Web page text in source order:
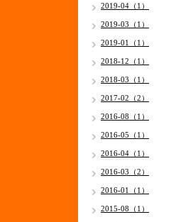
2019-04（1）
2019-03（1）
2019-01（1）
2018-12（1）
2018-03（1）
2017-02（2）
2016-08（1）
2016-05（1）
2016-04（1）
2016-03（2）
2016-01（1）
2015-08（1）